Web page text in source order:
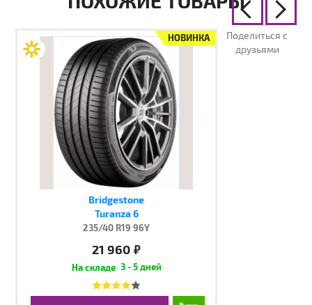
НОВИНКА
Bridgestone
Turanza 6
235/40 R19 96Y
21 960 руб.
3 - 5 дней
Поделиться с
друзьями